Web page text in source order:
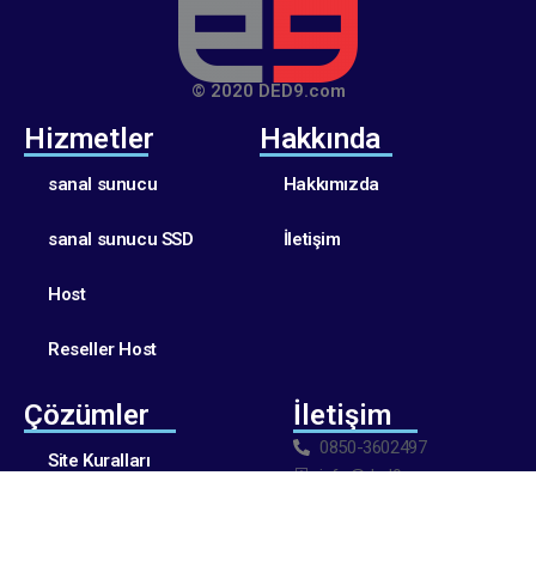
© 2020 DED9.com
Hizmetler
sanal sunucu
sanal sunucu SSD
Host
Reseller Host
Hakkında
Hakkımızda
İletişim
Çözümler
Site Kuralları
İletişim
0850-3602497
info@ded9.com